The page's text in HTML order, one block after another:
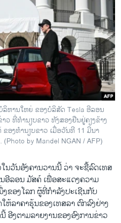
ຫານໃຫຍ່ ຂອງບໍລິສັດ Tesla ອີລອນ
ທີ່ທຳນຽບຂາວ ທັງສອງຢືນຢູ່ຄຽງຂ້າງ
ອງທຳນຽບຂາວ ເມື່ອວັນທີ 11 ມີນາ
by Mandel NGAN / AFP)
ນວັນອັງຄານວານນີ້ ວ່າ ຈະຊື້ລົດເທສ
ອີລອນ ມັສຄ໌ ເພື່ອສະແດງຄວາມ
ຂອງໂລກ ຜູ້ທີ່ກຳລັງປະເຊີນກັບ
ຫ້ລາຄາຮຸ້ນຂອງເທສລາ ຕົກລົງຢ່າງ
ອີງຕາມລາຍງານຂອງອົງການຂ່າວ